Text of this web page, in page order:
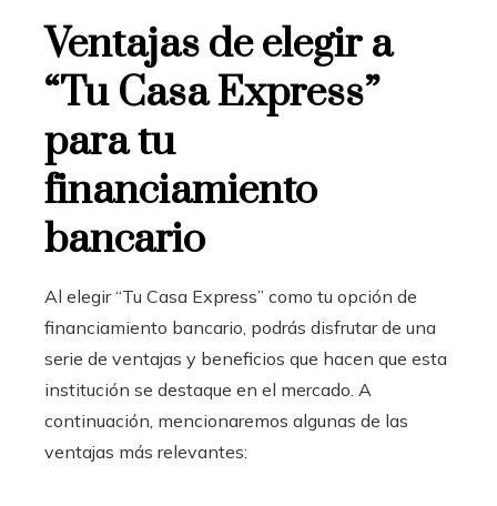
Ventajas de elegir a
“Tu Casa Express”
para tu
financiamiento
bancario
Al elegir “Tu Casa Express” como tu opción de
financiamiento bancario, podrás disfrutar de una
serie de ventajas y beneficios que hacen que esta
institución se destaque en el mercado. A
continuación, mencionaremos algunas de las
ventajas más relevantes: